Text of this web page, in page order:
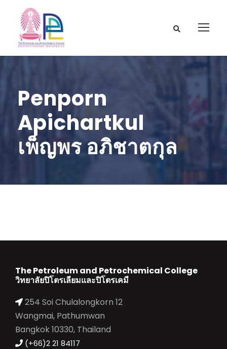
Penporn
Apichartkul
เพ็ญพร อภิชาตกุล
The Petroleum and Petrochemical College
วิทยาลัยปิโตรเลียมและปิโตรเคมี
254 Soi Chulalongkorn 12
Wangmai, Pathumwan
Bangkok 10330, Thailand
(+66)2 21 84117